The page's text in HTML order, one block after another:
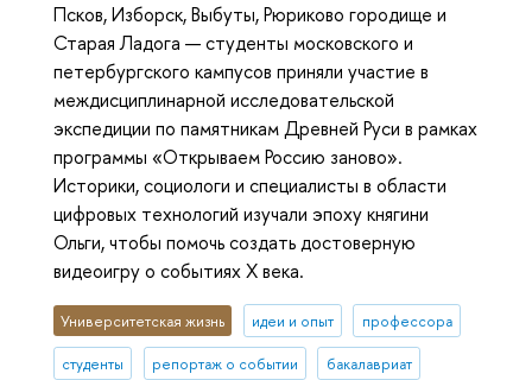
Псков, Изборск, Выбуты, Рюриково городище и
Старая Ладога — студенты московского и
петербургского кампусов приняли участие в
междисциплинарной исследовательской
экспедиции по памятникам Древней Руси в рамках
программы «Открываем Россию заново».
Историки, социологи и специалисты в области
цифровых технологий изучали эпоху княгини
Ольги, чтобы помочь создать достоверную
видеоигру о событиях X века.
Университетская жизнь идеи и опыт профессора
студенты репортаж о событии бакалавриат